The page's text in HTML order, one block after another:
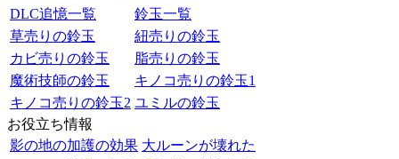
DLC追憶一覧
鈴玉一覧
草売りの鈴玉
紐売りの鈴玉
カビ売りの鈴玉
脂売りの鈴玉
魔術技師の鈴玉
キノコ売りの鈴玉1
キノコ売りの鈴玉2 ユミルの鈴玉
お役立ち情報
影の地の加護の効果 大ルーンが壊れた